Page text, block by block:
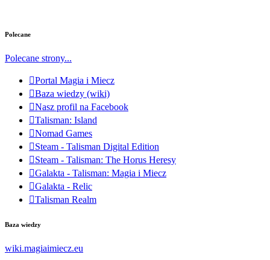
Polecane
Polecane strony...
Portal Magia i Miecz
Baza wiedzy (wiki)
Nasz profil na Facebook
Talisman: Island
Nomad Games
Steam - Talisman Digital Edition
Steam - Talisman: The Horus Heresy
Galakta - Talisman: Magia i Miecz
Galakta - Relic
Talisman Realm
Baza wiedzy
wiki.magiaimiecz.eu